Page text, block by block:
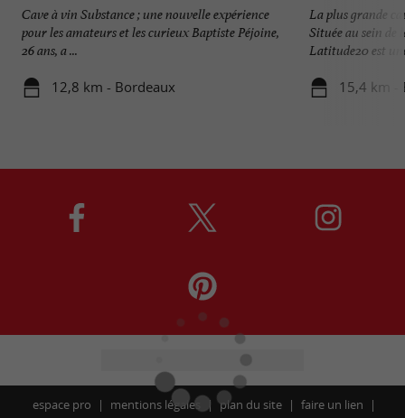
Cave à vin Substance ; une nouvelle expérience
pour les amateurs et les curieux Baptiste Péjoine,
26 ans, a ...
12,8 km - Bordeaux
La plus grande
Située au sein de
Latitude20 est
15,4 km -
espace pro mentions légales plan du site faire un lien